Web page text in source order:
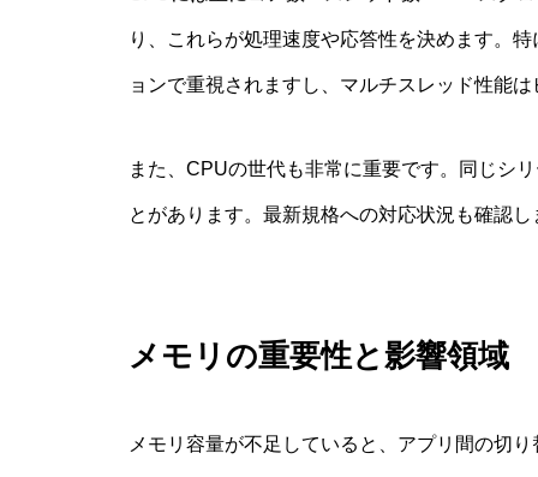
り、これらが処理速度や応答性を決めます。
ョンで重視されますし、マルチスレッド性能
また、CPUの世代も非常に重要です。同じシ
とがあります。最新規格への対応状況も確認し
メモリの重要性と影響領域
メモリ容量が不足していると、アプリ間の切